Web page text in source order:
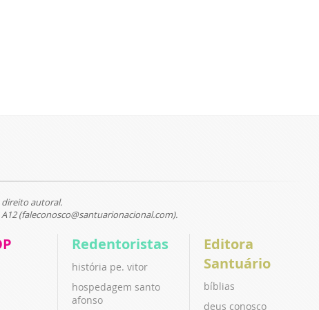
direito autoral.
(faleconosco@santuarionacional.com).
Redentoristas
história pe. vitor
hospedagem santo
afonso
Editora
Santuário
bíblias
deus conosco